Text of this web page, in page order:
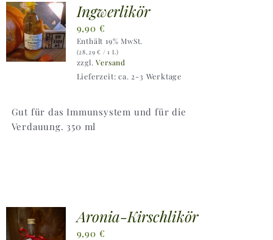
Ingwerlikör
9,90 €
Enthält 19% MwSt.
(28,29€ / 1 L)
zzgl.Versand
Lieferzeit: ca. 2-3 Werktage
Gut für das Immunsystem und für die
Verdauung. 350 ml
Aronia-Kirschlikör
9,90 €